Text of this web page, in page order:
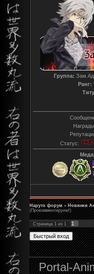
Группа:
Ранг:
Статус:
Наруто форум » Новинки
(Прокомментируем!)
Страница 1 из 1 1
Portal-